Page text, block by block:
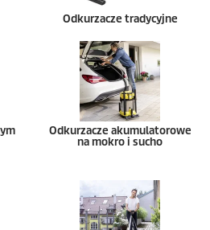
Odkurzacze tradycyjne
Odkurzacze akumulatorowe
na mokro i sucho